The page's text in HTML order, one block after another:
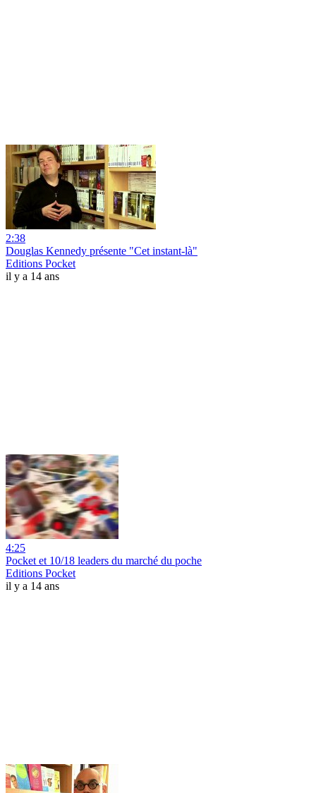
2:38
Douglas Kennedy présente "Cet instant-là"
Editions Pocket
il y a 14 ans
4:25
Pocket et 10/18 leaders du marché du poche
Editions Pocket
il y a 14 ans